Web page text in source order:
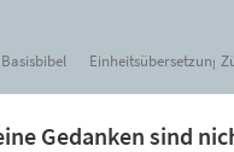
Basisbibel Einheitsübersetzung
Gedanken sind